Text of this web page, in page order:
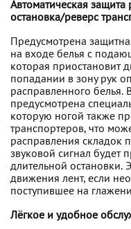
Автоматическая
остановка/реверс
Предусмотрена
на входе белья с
которая приостановит
попадании в зону рук
расправленного белья.
предусмотрена
которую ногой также
транспортеров, что
расправления складок
звуковой сигнал будет
длительной остановки.
движения лент, если
поступившее на
Лёгкое и удобное